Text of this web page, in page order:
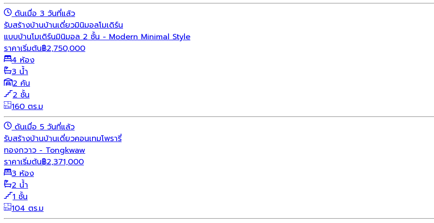
ดันเมื่อ 3 วันที่แล้ว
รับสร้างบ้านบ้านเดี่ยวมินิมอลโมเดิร์น
แบบบ้านโมเดิร์นมินิมอล 2 ชั้น - Modern Minimal Style
ราคาเริ่มต้น฿2,750,000
4 ห้อง
3 น้ำ
2 คัน
2 ชั้น
160 ตร.ม
ดันเมื่อ 5 วันที่แล้ว
รับสร้างบ้านบ้านเดี่ยวคอนเทมโพรารี่
ทองกวาว - Tongkwaw
ราคาเริ่มต้น฿2,371,000
3 ห้อง
2 น้ำ
1 ชั้น
104 ตร.ม